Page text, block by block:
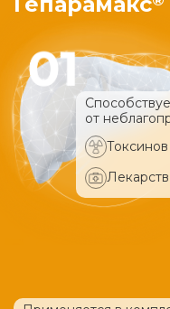
от
Токсинов
Лекарств